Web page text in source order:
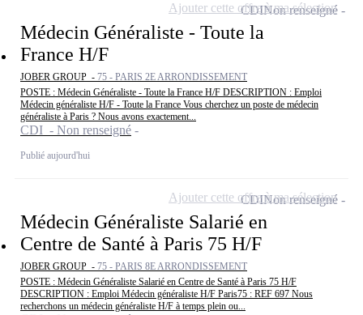
Médecin Généraliste - Toute la
France H/F
JOBER GROUP - 75 - PARIS 2E ARRONDISSEMENT
POSTE : Médecin Généraliste - Toute la France H/F DESCRIPTION : Emploi
Médecin généraliste H/F - Toute la France Vous cherchez un poste de médecin
généraliste à Paris ? Nous avons exactement...
CDI - Non renseigné
Publié aujourd'hui
CDINon renseigné
Ajouter cette offre à ma sélection
Médecin Généraliste Salarié en
Centre de Santé à Paris 75 H/F
JOBER GROUP - 75 - PARIS 8E ARRONDISSEMENT
POSTE : Médecin Généraliste Salarié en Centre de Santé à Paris 75 H/F
DESCRIPTION : Emploi Médecin généraliste H/F Paris75 : REF 697 Nous
recherchons un médecin généraliste H/F à temps plein ou...
CDINon renseigné
Ajouter cette offre à ma sélection